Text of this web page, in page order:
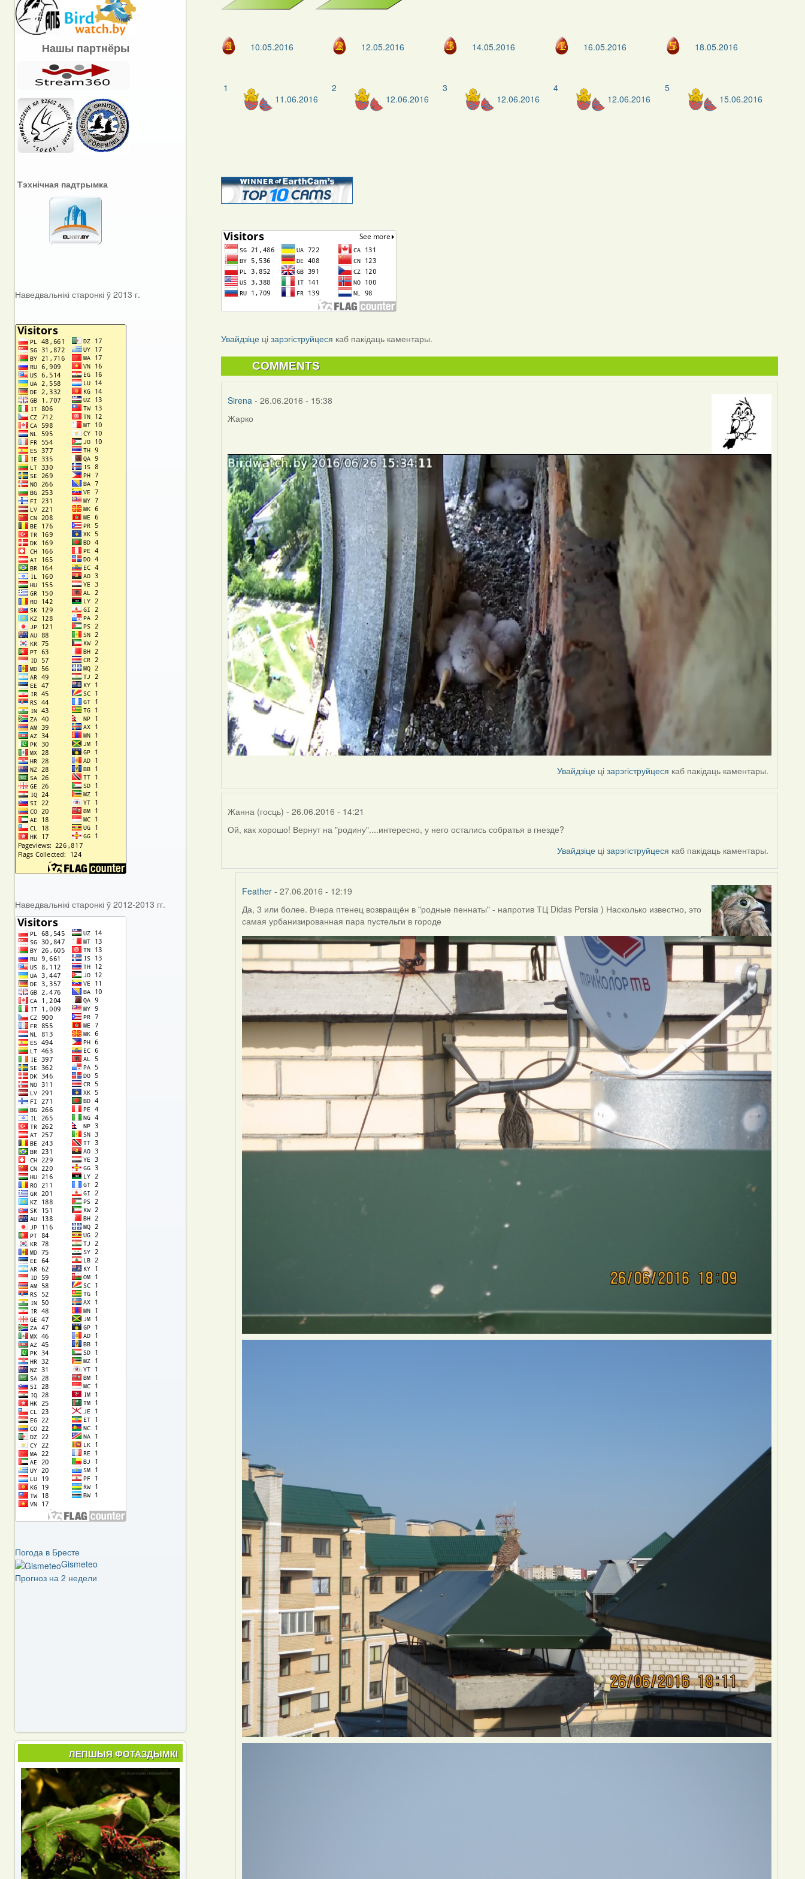
10.05.2016 12.05.2016 14.05.2016 16.05.2016 18.05.2016
1
11.06.2016
2
12.06.2016
3
12.06.2016
4
12.06.2016
5
15.06.2016
Увайдзіце цізарэгіструйцеся каб пакідаць каментары.
COMMENTS
Sirena - 26.06.2016 - 15:38
Жарко
Увайдзіце цізарэгіструйцеся каб пакідаць каментары.
Жанна (госць) - 26.06.2016 - 14:21
Ой, как хорошо! Вернут на "родину"....интересно, у него остались собратья в гнезде?
Увайдзіце цізарэгіструйцеся каб пакідаць каментары.
Feather- 27.06.2016 - 12:19
In
reply
to
Жанна
(госць)
Да, 3 или более. Вчера птенец возвращён в "родные пеннаты" - напротив ТЦ Didas Persia ) Насколько известно, это
самая урбанизированная пара пустельги в городе
Нашы партнёры
Тэхнічная падтрымка
Наведвальнікі старонкі ў 2013 г.
Наведвальнікі старонкі ў 2012-2013 гг.
Погода в Бресте
Gismeteo
Прогноз на 2 недели
ЛЕПШЫЯ ФОТАЗДЫМКІ